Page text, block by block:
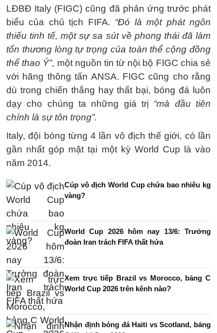
LĐBĐ Italy (FIGC) cũng đã phản ứng trước phát
biểu của chủ tịch FIFA. “Đó là một phát ngôn
thiếu tinh tế, một sự sa sút về phong thái đã làm
tổn thương lòng tự trọng của toàn thể cộng đồng
thể thao Ý”, một nguồn tin từ nội bộ FIGC chia sẻ
với hãng thông tấn ANSA. FIGC cũng cho rằng
dù trong chiến thắng hay thất bại, bóng đá luôn
dạy cho chúng ta những giá trị “mà đầu tiên
chính là sự tôn trọng”.
Italy, đội bóng từng 4 lần vô địch thế giới, có lần
gần nhất góp mặt tại một kỳ World Cup là vào
năm 2014.
Cúp vô địch World Cup chứa bao nhiêu kg
vàng?
World Cup 2026 hôm nay 13/6: Trưởng
đoàn Iran trách FIFA thất hứa
Xem trực tiếp Brazil vs Morocco, bảng C
World Cup 2026 trên kênh nào?
Nhận định bóng đá Haiti vs Scotland, bảng